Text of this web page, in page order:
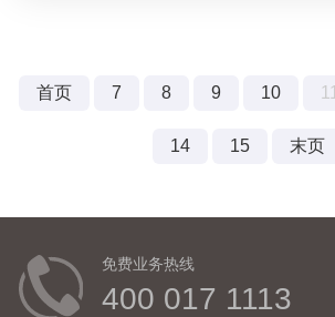
首页 7 8 9 10 11
14 15 末页
免费业务热线
400 017 1113